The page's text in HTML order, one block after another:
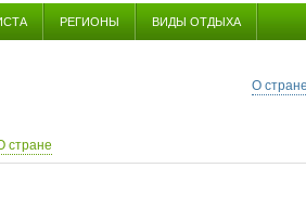
РЕГИОНЫ ВИДЫ ОТДЫХА
О стране
стране